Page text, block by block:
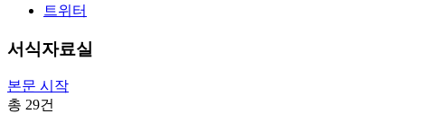
트위터
서식자료실
본문 시작
총 29건